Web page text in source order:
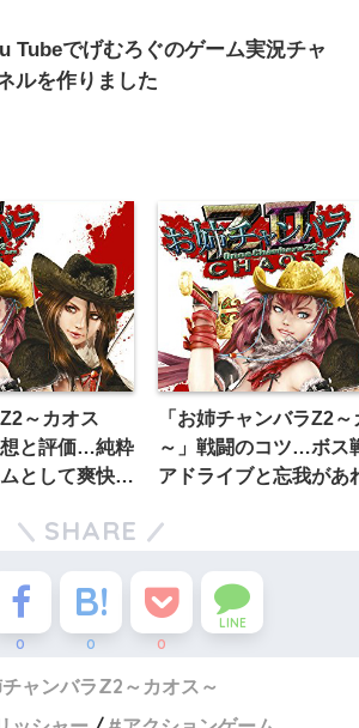
Tubeでげむろぐのゲーム実況チャ
ルを作りました
～カオス
と評価…純粋
として爽快感
「お姉チャンバラZ2
～」戦闘のコツ…ボス
アドライブと忘我があ
SHARE
0 0 0
LINE
ャンバラZ2～カオス～